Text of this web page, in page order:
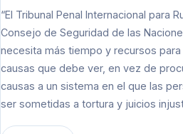
“El Tribunal Penal Internacional para
Consejo de Seguridad de las
necesita más tiempo y recursos
causas que debe ver, en vez de
causas a un sistema en el que las
ser sometidas a tortura y juicios